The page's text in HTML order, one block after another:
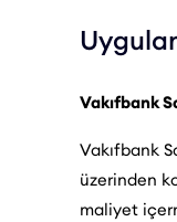
Vakıfbank
Vakıfbank
üzerinden
maliyet